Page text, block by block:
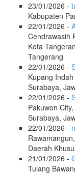
23/01/2026 -
Kabupaten
22/01/2026 -
Cendrawasih
Kota
Tangerang
22/01/2026 -
Kupang
Surabaya,
22/01/2026 -
Pakuwon
Surabaya,
22/01/2026 -
Daerah
21/01/2026 -
Tulang